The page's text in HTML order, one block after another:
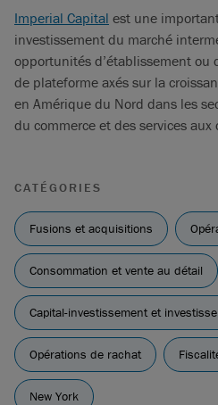
Imperial Capital est une
investissement du marché
opportunités d’établissement ou
de plateforme axés sur la
en Amérique du Nord dans les
du commerce et des services aux
CATÉGORIES
Fusions et acquisitions
Consommation et vente au détail
Capital-investissement et
Opérations de rachat
New York